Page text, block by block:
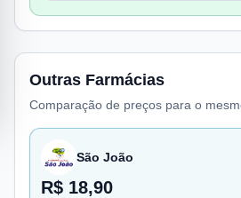
Outras Farmácias
Comparação de preços para o
São João
R$ 18,90